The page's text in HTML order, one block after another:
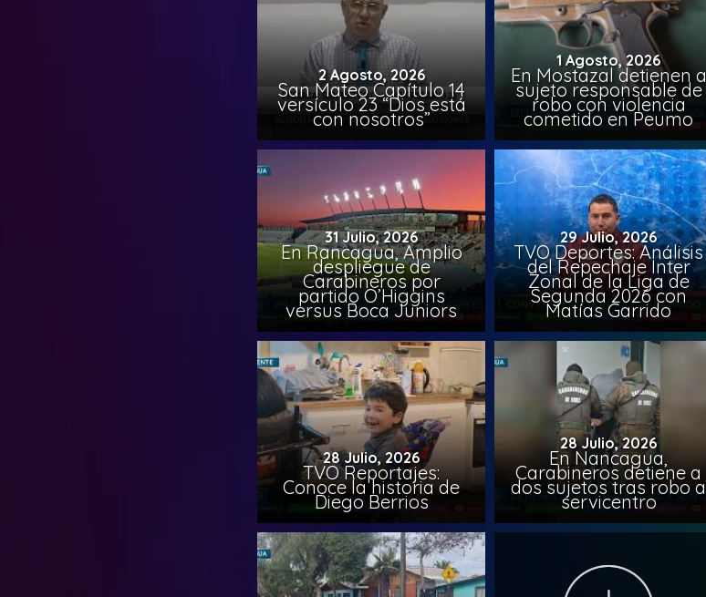
2 Agosto, 2026
San Mateo Capítulo 14
versículo 23 “Dios está
con nosotros”
1 Agosto, 2026
En Mostazal detienen a
sujeto responsable de
robo con violencia
cometido en Peumo
31 Julio, 2026
En Rancagua, Amplio
despliegue de
Carabineros por
partido O’Higgins
versus Boca Juniors
29 Julio, 2026
TVO Deportes: Análisis
del Repechaje Inter
Zonal de la Liga de
Segunda 2026 con
Matías Garrido
28 Julio, 2026
TVO Reportajes:
Conoce la historia de
Diego Berrios
28 Julio, 2026
En Nancagua,
Carabineros detiene a
dos sujetos tras robo a
servicentro